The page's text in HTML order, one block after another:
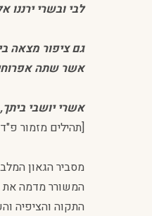
לבי ובשרי ירננו
גם ציפור מצאה
אשר שתה
אשרי יושבי
[תהילים מזמור
מסביר הגאון
המשורר מדמה את
התקוה והציפיה